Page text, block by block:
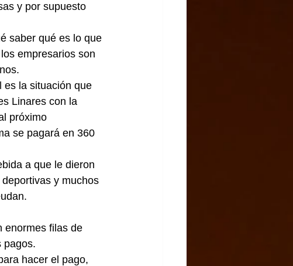
y por supuesto
saber qué es lo que
empresarios son
es la situación que
Linares con la
próximo
se pagará en 360
a que le dieron
y muchos
enormes filas de
pagos.
hacer el pago,